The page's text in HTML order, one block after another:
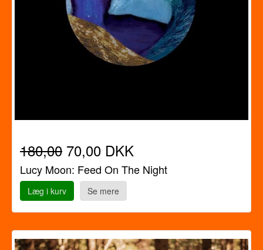
180,00 70,00 DKK
Lucy Moon: Feed On The Night
Læg i kurv Se mere